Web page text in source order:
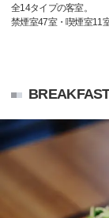
全14タイプの客室。
禁煙室47室・喫煙室11